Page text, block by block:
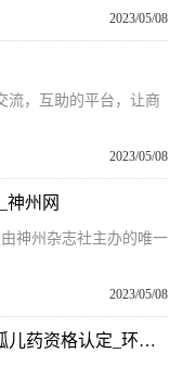
2023/05/08
流，互助的平台，让商
2023/05/08
神州网
神州杂志社主办的唯一
2023/05/08
恒瑞医药：子公司产品获得美国FDA孤儿药资格认定_环球观天下